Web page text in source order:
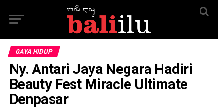
GAYA HIDUP
Ny. Antari Jaya Negara Hadiri
Beauty Fest Miracle Ultimate
Denpasar